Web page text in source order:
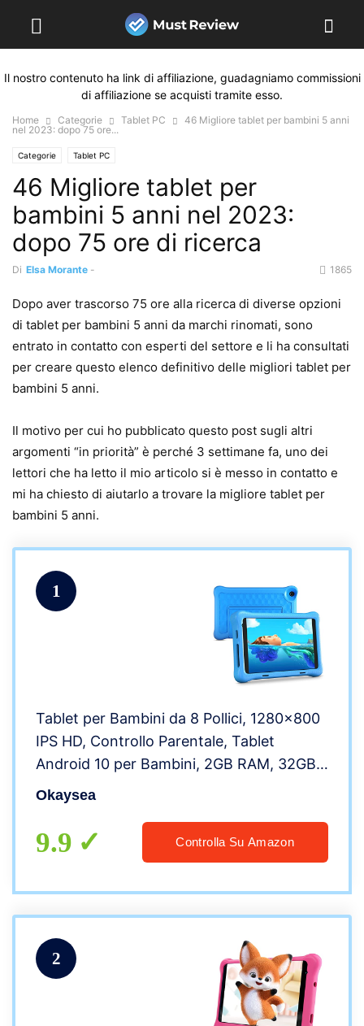
Il nostro contenuto ha link di affiliazione, guadagniamo commissioni
di affiliazione se acquisti tramite esso.
Home Categorie Tablet PC
46 Migliore tablet per bambini 5 anni
nel 2023: dopo 75 ore...
Categorie Tablet PC
46 Migliore tablet per
bambini 5 anni nel 2023:
dopo 75 ore di ricerca
Di Elsa Morante - 1865
Dopo aver trascorso 75 ore alla ricerca di diverse opzioni
di tablet per bambini 5 anni da marchi rinomati, sono
entrato in contatto con esperti del settore e li ha consultati
per creare questo elenco definitivo delle migliori tablet per
bambini 5 anni.
Il motivo per cui ho pubblicato questo post sugli altri
argomenti “in priorità” è perché 3 settimane fa, uno dei
lettori che ha letto il mio articolo si è messo in contatto e
mi ha chiesto di aiutarlo a trovare la migliore tablet per
bambini 5 anni.
1
Tablet per Bambini da 8 Pollici, 1280×800
IPS HD, Controllo Parentale, Tablet
Android 10 per Bambini, 2GB RAM, 32GB
ROM, Doppia Fotocamera con Custodia a
Okaysea
9.9 Controlla Su Amazon
2